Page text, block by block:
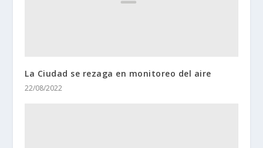
La Ciudad se rezaga en monitoreo del aire
22/08/2022